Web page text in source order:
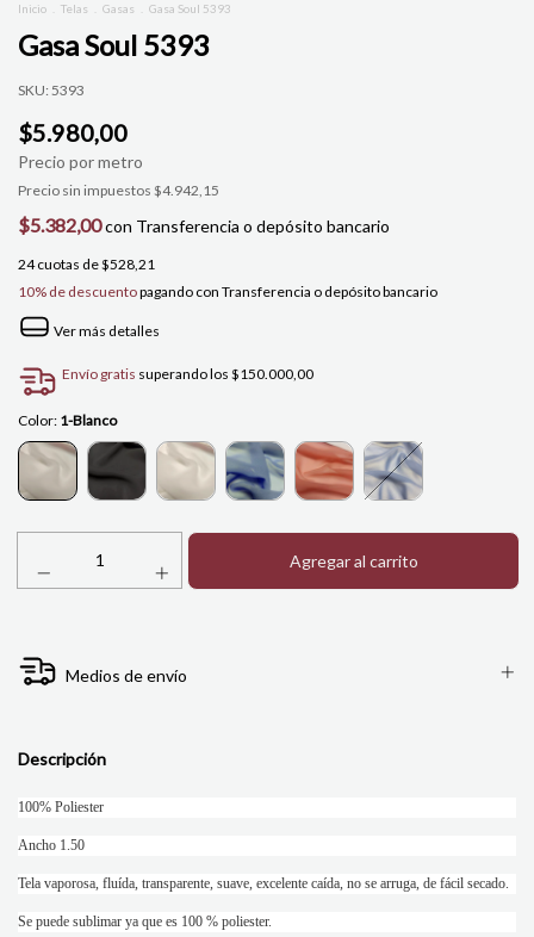
Inicio Telas Gasas Gasa Soul 5393
Gasa Soul 5393
SKU: 5393
$5.980,00
Precio sin impuestos $4.942,15
$5.382,00con Transferencia o depósito bancario
24 cuotas de$528,21
10% de descuentopagando con Transferencia o depósito bancario
Ver más detalles
Envío gratis superando los $150.000,00
Color: 1-Blanco
Medios de envío
Descripción
100% Poliester
Ancho 1.50
Tela vaporosa, fluída, transparente, suave, excelente caída, no se arruga, de fácil secado.
Se puede sublimar ya que es 100 % poliester.